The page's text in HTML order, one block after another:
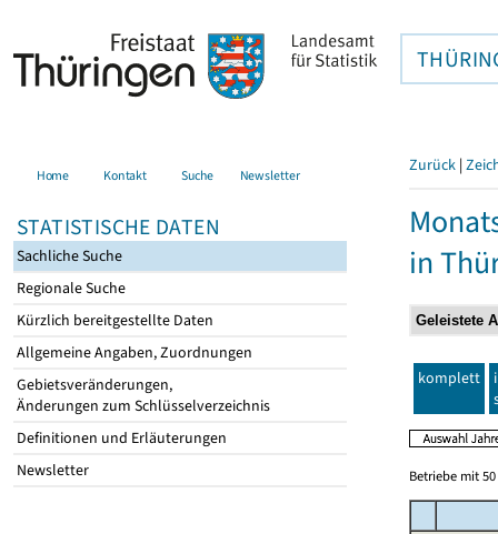
Home Kontakt Suche Newsletter
STATISTISCHE DATEN
Sachliche Suche
Regionale Suche
Kürzlich bereitgestellte Daten
Allgemeine Angaben, Zuordnungen
Gebietsveränderungen,
Änderungen zum Schlüsselverzeichnis
Definitionen und Erläuterungen
Newsletter
Zurück |
in
komplett
Betriebe mit